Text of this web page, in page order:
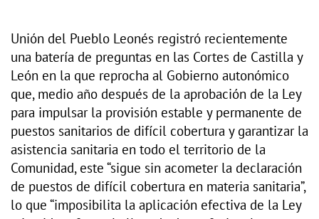
Unión del Pueblo Leonés registró recientemente
una batería de preguntas en las Cortes de Castilla y
León en la que reprocha al Gobierno autonómico
que, medio año después de la aprobación de la Ley
para impulsar la provisión estable y permanente de
puestos sanitarios de difícil cobertura y garantizar la
asistencia sanitaria en todo el territorio de la
Comunidad, este “sigue sin acometer la declaración
de puestos de difícil cobertura en materia sanitaria”,
lo que “imposibilita la aplicación efectiva de la Ley